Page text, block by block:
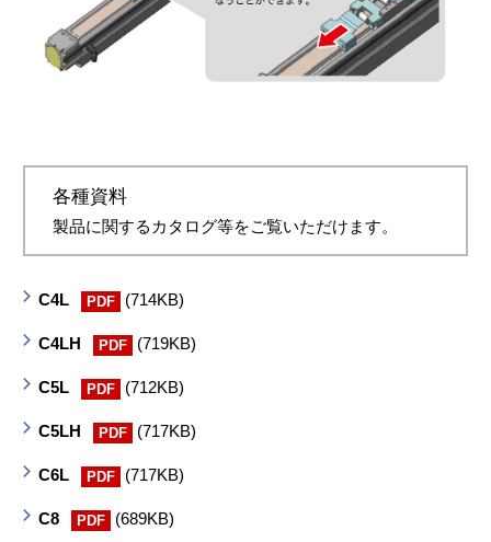
各種資料
製品に関するカタログ等をご覧いただけます。
C4L PDF (714KB)
C4LH PDF (719KB)
C5L PDF (712KB)
C5LH PDF (717KB)
C6L PDF (717KB)
C8 PDF (689KB)